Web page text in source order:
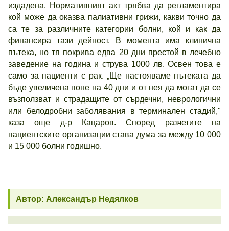
издадена. Нормативният акт трябва да регламентира
кой може да оказва палиативни грижи, какви точно да
са те за различните категории болни, кой и как да
финансира тази дейност. В момента има клинична
пътека, но тя покрива едва 20 дни престой в лечебно
заведение на година и струва 1000 лв. Освен това е
само за пациенти с рак. „Ще настояваме пътеката да
бъде увеличена поне на 40 дни и от нея да могат да се
възползват и страдащите от сърдечни, неврологични
или белодробни заболявания в терминален стадий,"
каза още д-р Кацаров. Според разчетите на
пациентските организации става дума за между 10 000
и 15 000 болни годишно.
Автор: Александър Недялков